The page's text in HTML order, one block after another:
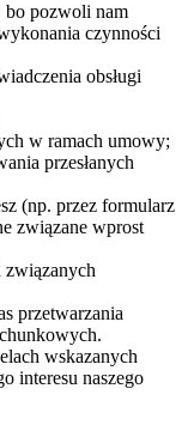
bo pozwoli nam
czynności
obsługi
w ramach umowy;
przesłanych
(np. przez formularz
związane wprost
związanych
przetwarzania
wskazanych
interesu naszego